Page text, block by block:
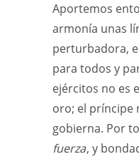
Aportemos
armonía unas
perturbadora,
para todos y
ejércitos no es
oro; el príncipe
gobierna. Por
fuerza, y